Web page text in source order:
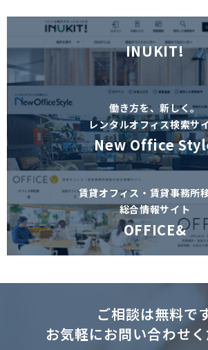
INUKIT!
働き方を、新しく。
レンタルオフィス検索サ
New Office
賃貸オフィス・賃貸事務所
総合情報サイト
OFFICE&
ご相談は無料で
お気軽にお問い合わせく